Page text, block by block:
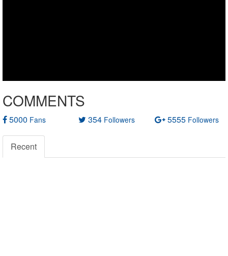
COMMENTS
5000 Fans 354 Followers 5555 Followers
Recent